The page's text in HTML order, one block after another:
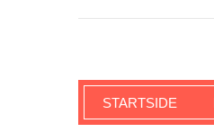
STARTSIDE